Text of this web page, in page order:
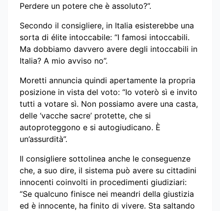
Perdere un potere che è assoluto?”.
Secondo il consigliere, in Italia esisterebbe una
sorta di élite intoccabile: “I famosi intoccabili.
Ma dobbiamo davvero avere degli intoccabili in
Italia? A mio avviso no”.
Moretti annuncia quindi apertamente la propria
posizione in vista del voto: “Io voterò sì e invito
tutti a votare sì. Non possiamo avere una casta,
delle ‘vacche sacre’ protette, che si
autoproteggono e si autogiudicano. È
un’assurdità”.
Il consigliere sottolinea anche le conseguenze
che, a suo dire, il sistema può avere su cittadini
innocenti coinvolti in procedimenti giudiziari:
“Se qualcuno finisce nei meandri della giustizia
ed è innocente, ha finito di vivere. Sta saltando